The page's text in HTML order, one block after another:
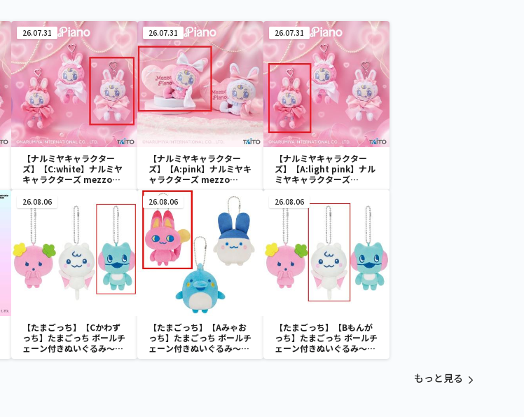
26.07.31
【ナルミヤキャラクター
ズ】【C:white】ナルミヤ
キャラクターズ mezzo
ト ～Ribbon～
26.07.31
【ナルミヤキャラクター
ズ】【A:pink】ナルミヤキ
ャラクターズ mezzo
piano withぬいぐるみ ～
Ribbon～
26.07.31
【ナルミヤキャラクター
ズ】【A:light pink】ナル
ミヤキャラクターズ
マスコット ～Ribbon～
26.08.06
【たまごっち】【Cかわず
っち】たまごっち ボールチ
ェーン付きぬいぐるみ～
Tamagotchi Paradise～
26.08.06
【たまごっち】【Aみゃお
っち】たまごっち ボールチ
ェーン付きぬいぐるみ～
Tamagotchi Paradise～
26.08.06
【たまごっち】【Bもんが
っち】たまごっち ボールチ
ェーン付きぬいぐるみ～
Tamagotchi Paradise～
もっと見る